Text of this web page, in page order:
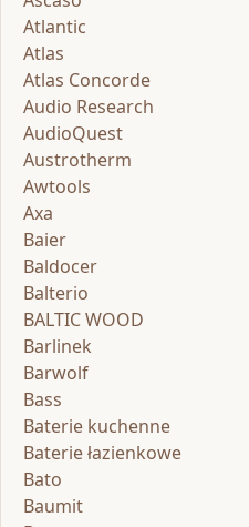
Atlantic
Atlas
Atlas Concorde
Audio Research
AudioQuest
Austrotherm
Awtools
Axa
Baier
Baldocer
Balterio
BALTIC WOOD
Barlinek
Barwolf
Bass
Baterie kuchenne
Baterie łazienkowe
Bato
Baumit